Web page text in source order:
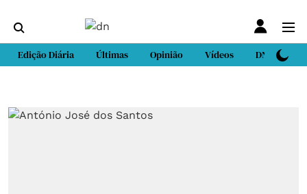
Edição Diária Últimas Opinião Vídeos DN Sport